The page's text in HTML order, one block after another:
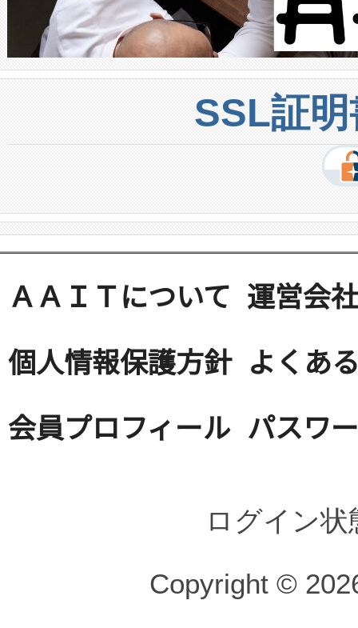
SSL証
ＡＡＩＴについて 運営会社
個人情報保護方針 よくあ
会員プロフィール パスワ
ログイン
Copyright ©